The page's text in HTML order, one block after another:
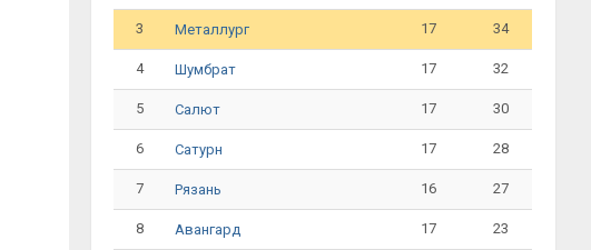
3 Металлург 17 34
4 Шумбрат 17 32
5 Салют 17 30
6 Сатурн 17 28
7 Рязань 16 27
8 Авангард 17 23